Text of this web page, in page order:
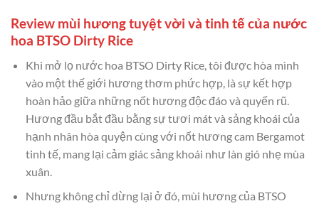
Review mùi hương tuyệt vời và tinh tế của nước
hoa BTSO Dirty Rice
Khi mở lọ nước hoa BTSO Dirty Rice, tôi được hòa mình
vào một thế giới hương thơm phức hợp, là sự kết hợp
hoàn hảo giữa những nốt hương độc đáo và quyến rũ.
Hương đầu bắt đầu bằng sự tươi mát và sảng khoái của
hạnh nhân hòa quyện cùng với nốt hương cam Bergamot
tinh tế, mang lại cảm giác sảng khoái như làn gió nhẹ mùa
xuân.
Nhưng không chỉ dừng lại ở đó, mùi hương của BTSO